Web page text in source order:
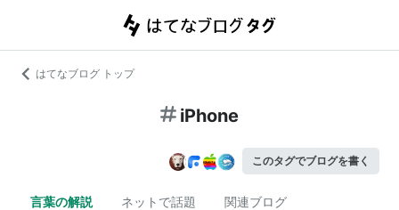
はてなブログ トップ
iPhone
このタグでブログを書く
言葉の解説 ネットで話題 関連ブログ